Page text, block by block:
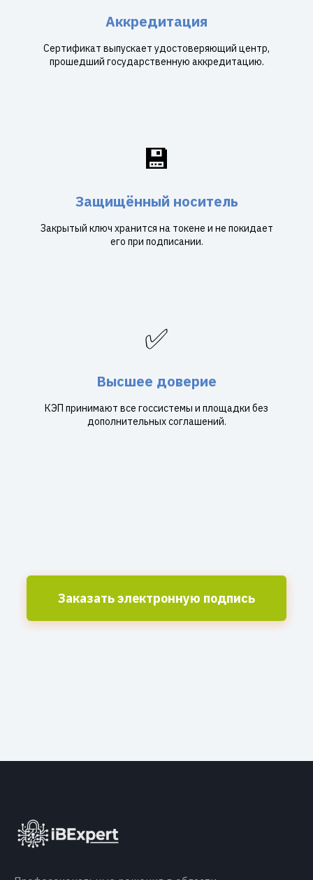
Аккредитация
Сертификат выпускает удостоверяющий центр,
прошедший государственную аккредитацию.
💾
Защищённый носитель
Закрытый ключ хранится на токене и не покидает
его при подписании.
✅
Высшее доверие
КЭП принимают все госсистемы и площадки без
дополнительных соглашений.
Заказать электронную подпись